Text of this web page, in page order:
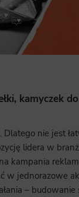
kamyczek
Dlatego nie jest
lidera w
kampania
w jednorazowe
–